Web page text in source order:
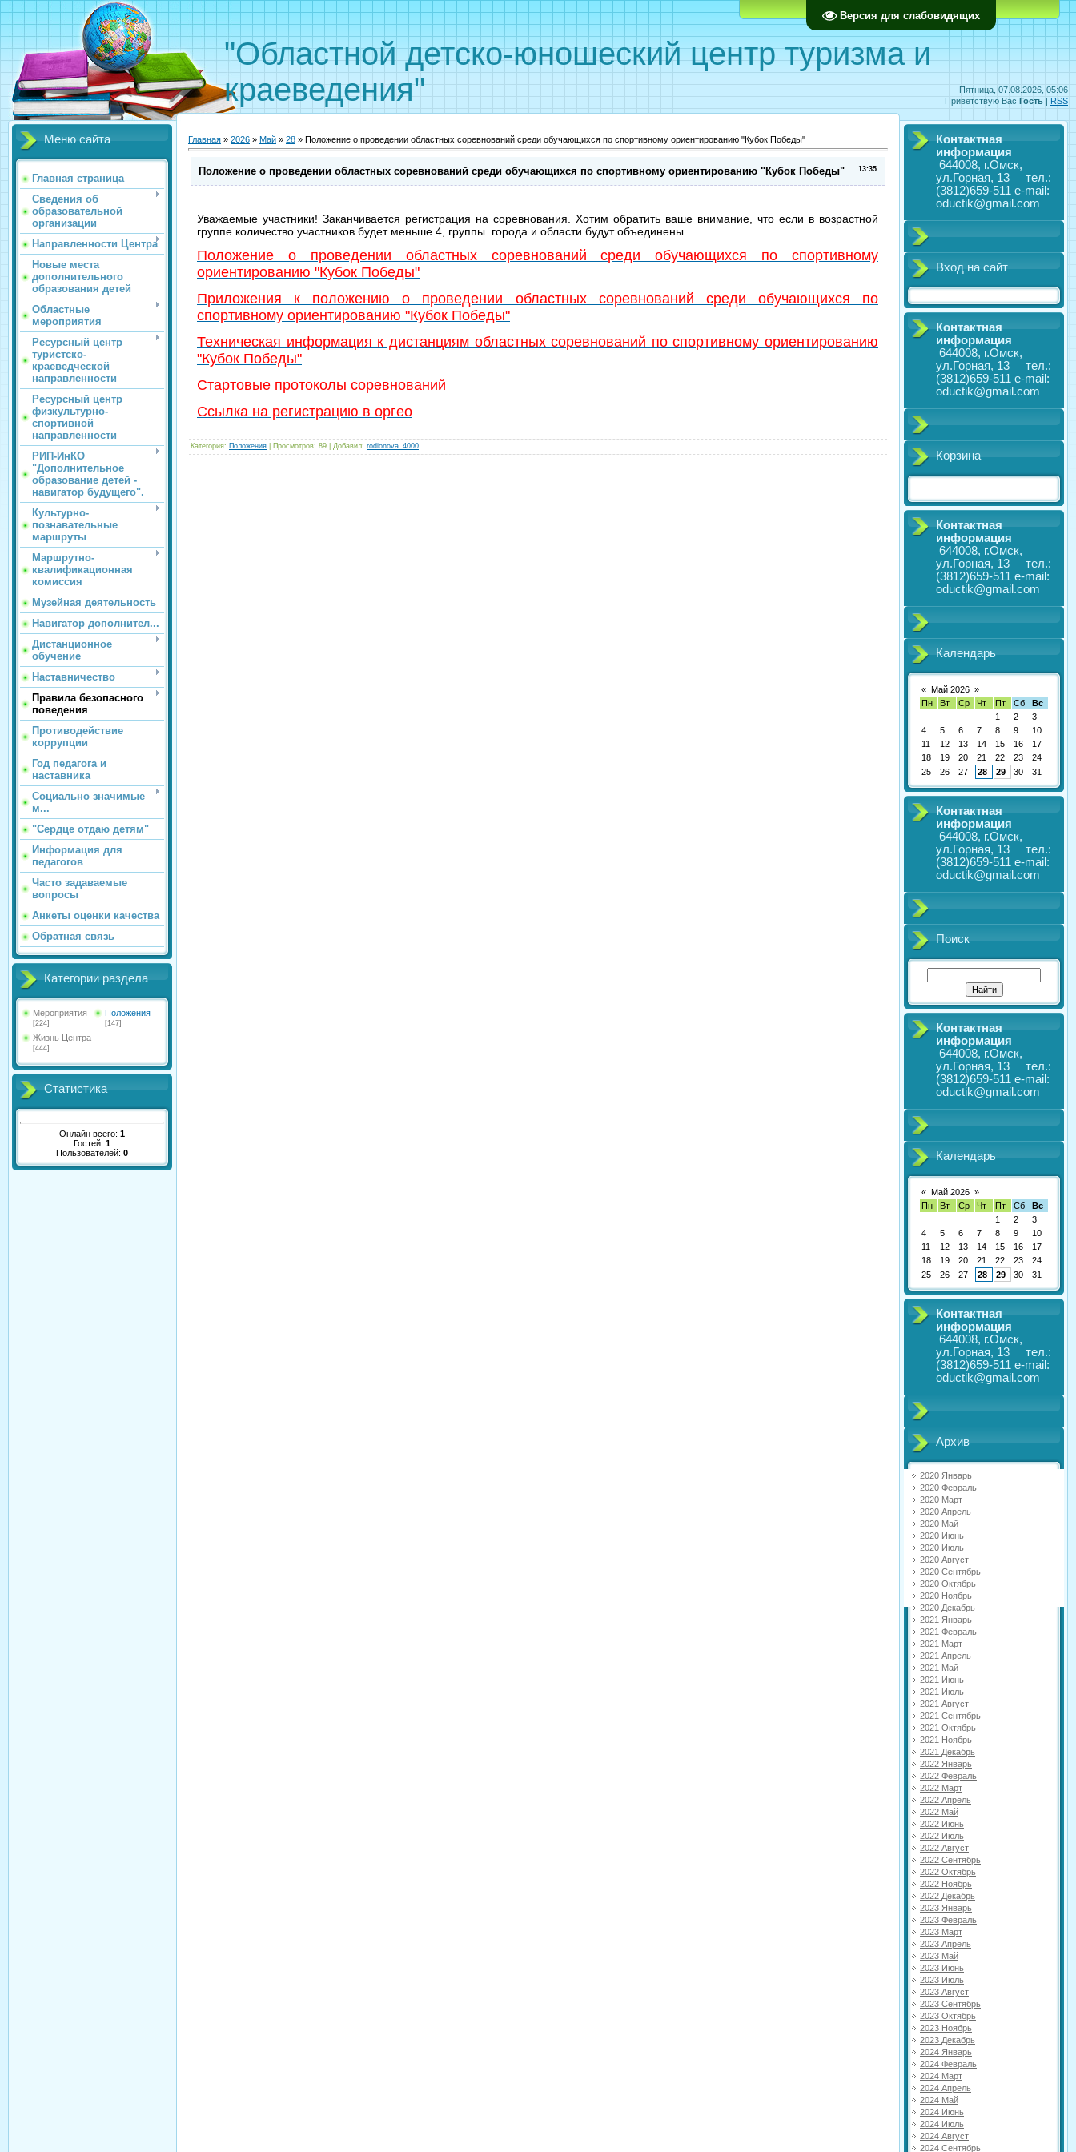
Версия для слабовидящих
Пятница, 07.08.2026, 05:06
Приветствую Вас Гость | RSS
"Областной детско-юношеский центр туризма и
краеведения"
Меню сайта
Главная страница
Сведения об
образовательной
организации
Направленности Центра
Новые места
дополнительного
образования детей
Областные
мероприятия
Ресурсный центр
туристско-
краеведческой
направленности
Ресурсный центр
физкультурно-
спортивной
направленности
РИП-ИнКО
"Дополнительное
образование детей -
навигатор будущего".
Культурно-
познавательные
маршруты
Маршрутно-
квалификационная
комиссия
Музейная деятельность
Навигатор дополнител...
Дистанционное
обучение
Наставничество
Правила безопасного
поведения
Противодействие
коррупции
Год педагога и
наставника
Социально значимые
м...
"Сердце отдаю детям"
Информация для
педагогов
Часто задаваемые
вопросы
Анкеты оценки качества
Обратная связь
Категории раздела
Мероприятия
[224]
Положения
[147]
Жизнь Центра
[444]
Статистика
Онлайн всего: 1
Гостей: 1
Пользователей: 0
Главная » 2026 » Май » 28 » Положение о проведении областных соревнований среди обучающихся по спортивному ориентированию "Кубок Победы"
13:35
Положение о проведении областных соревнований среди обучающихся по спортивному ориентированию "Кубок Победы"
Уважаемые участники! Заканчивается регистрация на соревнования. Хотим обратить ваше внимание, что если в возрастной
группе количество участников будет меньше 4, группы города и области будут объединены.
Положение о проведении областных соревнований среди обучающихся по спортивному
ориентированию "Кубок Победы"
Приложения к положению о проведении областных соревнований среди обучающихся по
спортивному ориентированию "Кубок Победы"
Техническая информация к дистанциям областных соревнований по спортивному ориентированию
"Кубок Победы"
Стартовые протоколы соревнований
Ссылка на регистрацию в оргео
Категория: Положения Просмотров: 89 Добавил: rodionova_4000
Контактная
информация
644008, г.Омск,
ул.Горная, 13 тел.:
(3812)659-511 e-mail:
oductik@gmail.com
Вход на сайт
Контактная
информация
644008, г.Омск,
ул.Горная, 13 тел.:
(3812)659-511 e-mail:
oductik@gmail.com
Корзина
Контактная
информация
644008, г.Омск,
ул.Горная, 13 тел.:
(3812)659-511 e-mail:
oductik@gmail.com
Календарь
« Май 2026 »
Пн
Вт Ср Чт Пт Сб
Вс
1
2
3
4
5 6 7 8 9
10
11
12 13 14 15 16
17
18
19 20 21 22 23
24
25
26 27 28 29 30 31
Контактная
информация
644008, г.Омск,
ул.Горная, 13 тел.:
(3812)659-511 e-mail:
oductik@gmail.com
Поиск
Контактная
информация
644008, г.Омск,
ул.Горная, 13 тел.:
(3812)659-511 e-mail:
oductik@gmail.com
Календарь
« Май 2026 »
Пн
Вт Ср Чт Пт Сб
Вс
1
2
3
4
5 6 7 8 9
10
11
12 13 14 15 16
17
18
19 20 21 22 23
24
25
26 27 28 29 30 31
Контактная
информация
644008, г.Омск,
ул.Горная, 13 тел.:
(3812)659-511 e-mail:
oductik@gmail.com
Архив
2020 Январь
2020 Февраль
2020 Март
2020 Апрель
2020 Май
2020 Июнь
2020 Июль
2020 Август
2020 Сентябрь
2020 Октябрь
2020 Ноябрь
2020 Декабрь
2021 Январь
2021 Февраль
2021 Март
2021 Апрель
2021 Май
2021 Июнь
2021 Июль
2021 Август
2021 Сентябрь
2021 Октябрь
2021 Ноябрь
2021 Декабрь
2022 Январь
2022 Февраль
2022 Март
2022 Апрель
2022 Май
2022 Июнь
2022 Июль
2022 Август
2022 Сентябрь
2022 Октябрь
2022 Ноябрь
2022 Декабрь
2023 Январь
2023 Февраль
2023 Март
2023 Апрель
2023 Май
2023 Июнь
2023 Июль
2023 Август
2023 Сентябрь
2023 Октябрь
2023 Ноябрь
2023 Декабрь
2024 Январь
2024 Февраль
2024 Март
2024 Апрель
2024 Май
2024 Июнь
2024 Июль
2024 Август
2024 Сентябрь